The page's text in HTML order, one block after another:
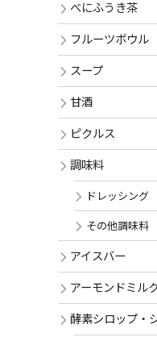
べにふうき茶
フルーツボウル
スープ
甘酒
ピクルス
調味料
ドレッシング
その他調味料
アイスバー
アーモンドミル
酵素シロップ・